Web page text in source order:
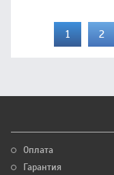
1 2
Оплата
Гарантия